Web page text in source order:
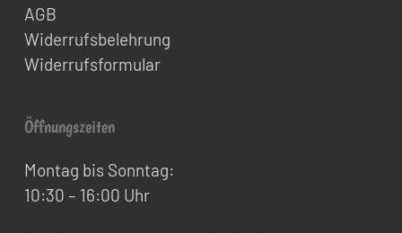
AGB
Widerrufsbelehrung
Widerrufsformular
Öffnungszeiten
Montag bis Sonntag:
10:30 – 16:00 Uhr